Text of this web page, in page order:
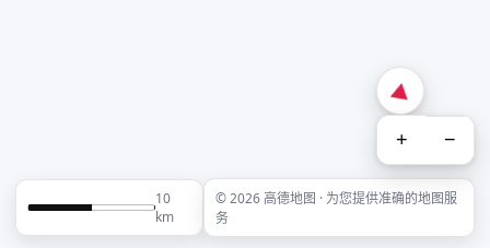
+ −
10
km
© 2026 高德地图 · 为您提供准确的地图服
务